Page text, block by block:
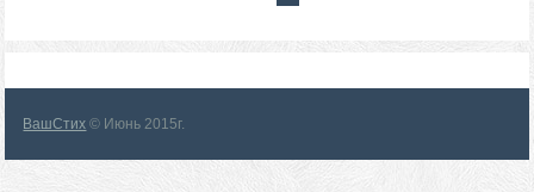
ВашСтих © Июнь 2015г.